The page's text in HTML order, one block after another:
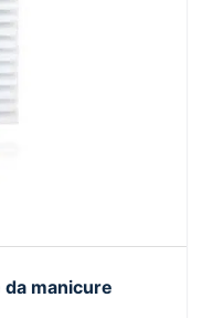
manicure